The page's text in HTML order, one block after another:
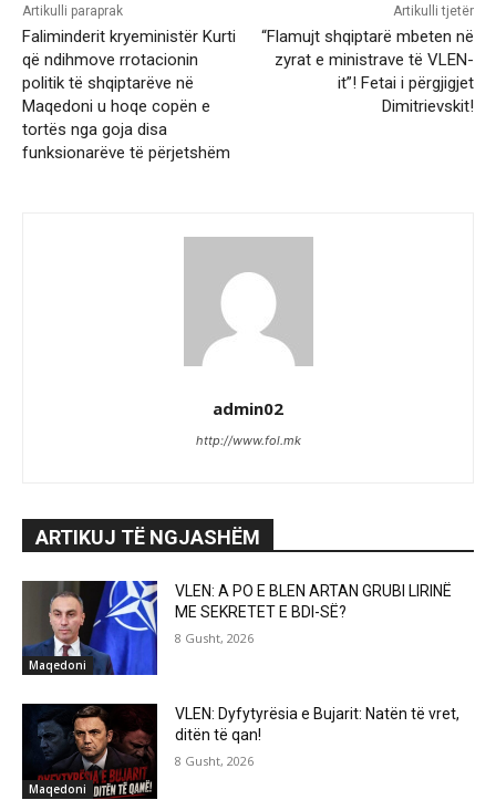
Artikulli paraprak
Faliminderit kryeministër Kurti
që ndihmove rrotacionin
politik të shqiptarëve në
Maqedoni u hoqe copën e
tortës nga goja disa
funksionarëve të përjetshëm
Artikulli tjetër
“Flamujt shqiptarë mbeten në
zyrat e ministrave të VLEN-
it”! Fetai i përgjigjet
Dimitrievskit!
admin02
http://www.fol.mk
ARTIKUJ TË NGJASHËM
Maqedoni
VLEN: A PO E BLEN ARTAN GRUBI LIRINË
ME SEKRETET E BDI-SË?
8 Gusht, 2026
Maqedoni
VLEN: Dyfytyrësia e Bujarit: Natën të vret,
ditën të qan!
8 Gusht, 2026